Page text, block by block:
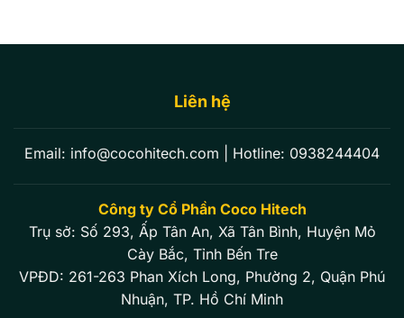
Liên hệ
Email: info@cocohitech.com | Hotline: 0938244404
Công ty Cổ Phần Coco Hitech
Trụ sở: Số 293, Ấp Tân An, Xã Tân Bình, Huyện Mỏ
Cày Bắc, Tỉnh Bến Tre
VPĐD: 261-263 Phan Xích Long, Phường 2, Quận Phú
Nhuận, TP. Hồ Chí Minh